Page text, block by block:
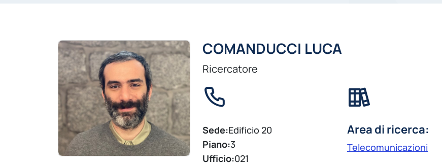
COMANDUCCI LUCA
Ricercatore
Sede:Edificio 20
Piano:3
Ufficio:021
Area di ricerca:
Telecomunicazioni